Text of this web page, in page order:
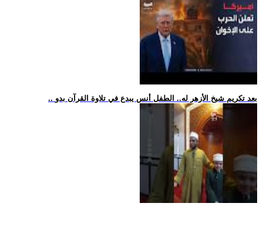
.. بعد تكريم شيخ الأزهر له.. الطفل أنس يبدع في تلاوة القرآن بدو